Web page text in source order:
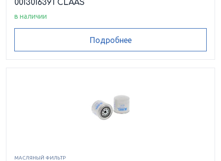
0013016391 CLAAS
в наличии
Подробнее
МАСЛЯНЫЙ ФИЛЬТР